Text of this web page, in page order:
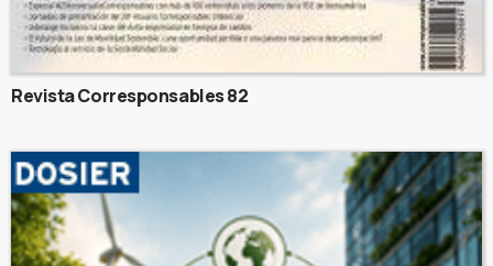
Revista Corresponsables 82